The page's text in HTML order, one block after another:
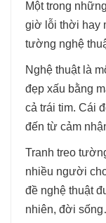
Một trong
giờ lỗi thời hay
tường nghệ
Nghệ thuật là
đẹp xấu bằng
cả trái tim. Cái
đến từ cảm
Tranh treo
nhiều người
đề nghệ thuật
nhiên, đời